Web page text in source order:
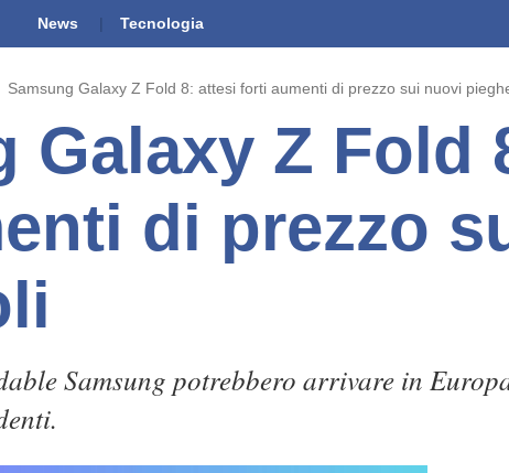
News Tecnologia
Samsung Galaxy Z Fold 8: attesi forti aumenti di prezzo sui nuovi
Galaxy Z Fold
di prezzo
Samsung potrebbero arrivare in